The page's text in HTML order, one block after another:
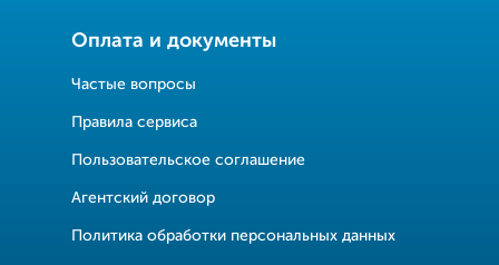
Оплата и документы
Частые вопросы
Правила сервиса
Пользовательское соглашение
Агентский договор
Политика обработки персональных данных